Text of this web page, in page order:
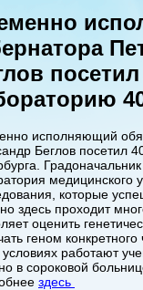
исполняющий
Беглов посетил
которые
здесь проходит
оценить
геном
условиях работают
в сороковой
здесь